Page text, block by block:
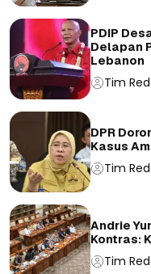
PDIP
Delapan
Lebanon
Tim
DPR
Kasus
Tim
Andrie
Kontras:
Tim